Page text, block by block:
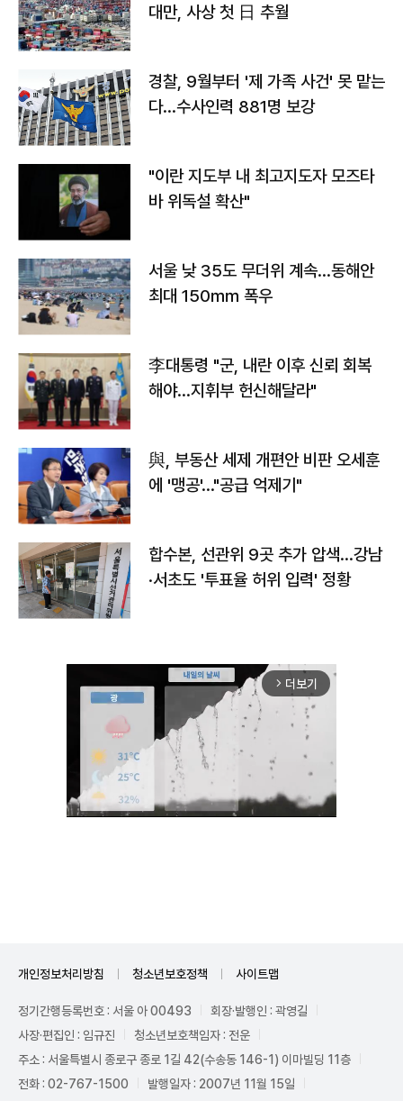
대만, 사상 첫 日 추월
경찰, 9월부터 '제 가족 사건' 못 맡는
다…수사인력 881명 보강
"이란 지도부 내 최고지도자 모즈타
바 위독설 확산"
서울 낮 35도 무더위 계속…동해안
최대 150㎜ 폭우
李대통령 "군, 내란 이후 신뢰 회복
해야…지휘부 헌신해달라"
與, 부동산 세제 개편안 비판 오세훈
에 '맹공'…"공급 억제기"
합수본, 선관위 9곳 추가 압색…강남
·서초도 '투표율 허위 입력' 정황
arrow_forward_ios 더보기
개인정보처리방침 청소년보호정책 사이트맵
정기간행등록번호 : 서울 아 00493
회장·발행인 : 곽영길
사장·편집인 : 임규진
청소년보호책임자 : 전운
주소 : 서울특별시 종로구 종로 1길 42(수송동 146-1) 이마빌딩 11층
전화 : 02-767-1500
발행일자 : 2007년 11월 15일